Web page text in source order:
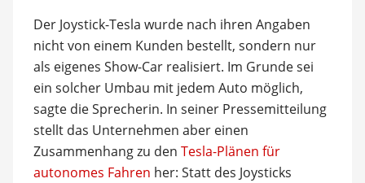
Der Joystick-Tesla wurde nach ihren Angaben
nicht von einem Kunden bestellt, sondern nur
als eigenes Show-Car realisiert. Im Grunde sei
ein solcher Umbau mit jedem Auto möglich,
sagte die Sprecherin. In seiner Pressemitteilung
stellt das Unternehmen aber einen
Zusammenhang zu den Tesla-Plänen für
autonomes Fahren her: Statt des Joysticks